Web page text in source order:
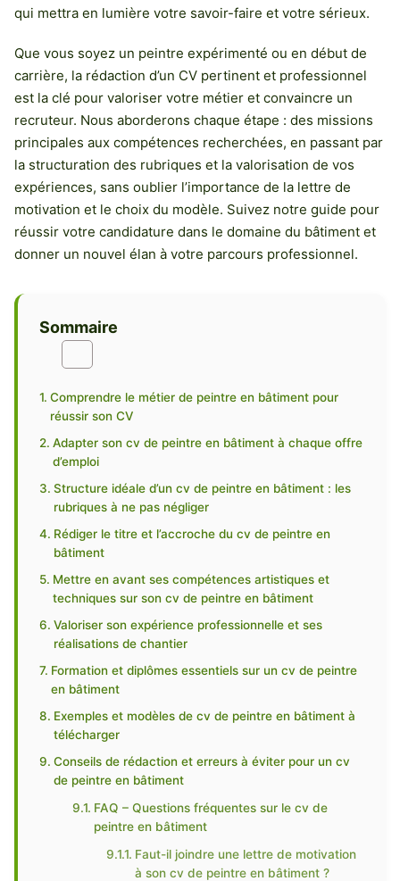
qui mettra en lumière votre savoir-faire et votre sérieux.
Que vous soyez un peintre expérimenté ou en début de
carrière, la rédaction d’un CV pertinent et professionnel
est la clé pour valoriser votre métier et convaincre un
recruteur. Nous aborderons chaque étape : des missions
principales aux compétences recherchées, en passant par
la structuration des rubriques et la valorisation de vos
expériences, sans oublier l’importance de la lettre de
motivation et le choix du modèle. Suivez notre guide pour
réussir votre candidature dans le domaine du bâtiment et
donner un nouvel élan à votre parcours professionnel.
Sommaire
Comprendre le métier de peintre en bâtiment pour
réussir son CV
Adapter son cv de peintre en bâtiment à chaque offre
d’emploi
Structure idéale d’un cv de peintre en bâtiment : les
rubriques à ne pas négliger
Rédiger le titre et l’accroche du cv de peintre en
bâtiment
Mettre en avant ses compétences artistiques et
techniques sur son cv de peintre en bâtiment
Valoriser son expérience professionnelle et ses
réalisations de chantier
Formation et diplômes essentiels sur un cv de peintre
en bâtiment
Exemples et modèles de cv de peintre en bâtiment à
télécharger
Conseils de rédaction et erreurs à éviter pour un cv
de peintre en bâtiment
FAQ – Questions fréquentes sur le cv de
peintre en bâtiment
Faut-il joindre une lettre de motivation
à son cv de peintre en bâtiment ?